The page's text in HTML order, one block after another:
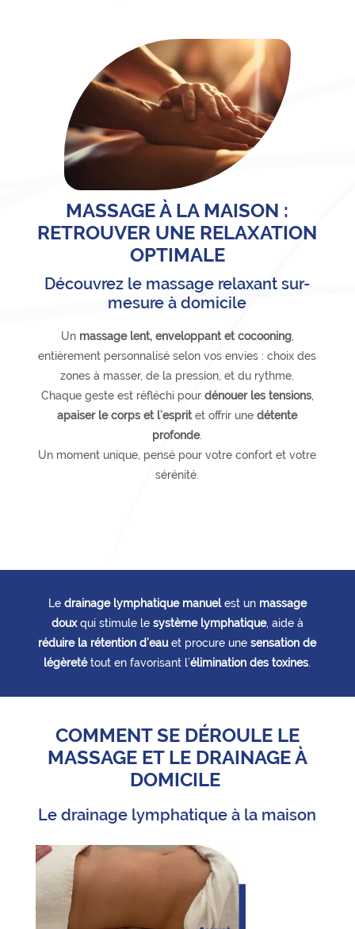
MASSAGE À LA MAISON :
RETROUVER UNE RELAXATION
OPTIMALE
Découvrez le massage relaxant sur-
mesure à domicile
Un massage lent, enveloppant et cocooning,
entièrement personnalisé selon vos envies : choix des
zones à masser, de la pression, et du rythme.
Chaque geste est réfléchi pour dénouer les tensions,
apaiser le corps et l’esprit et offrir unedétente
profonde.
Un moment unique, pensé pour votre confort et votre
sérénité.
Le drainage lymphatique manuelest un massage
douxqui stimule le système lymphatique, aide à
réduire la rétention d’eauet procure unesensation de
légèretétout en favorisant l’élimination des toxines.
COMMENT SE DÉROULE LE
MASSAGE ET LE DRAINAGE À
DOMICILE
Le drainage lymphatique à la maison